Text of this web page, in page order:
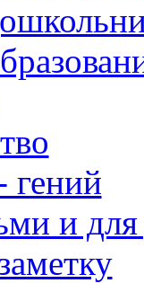
гений
и для